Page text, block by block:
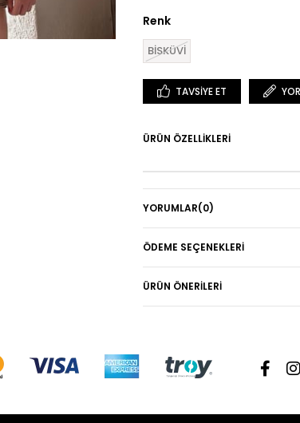
Renk
BİSKÜVİ
TAVSIYE ET
ÜRÜN ÖZELLIKLERI
YORUMLAR(0)
ÖDEME SEÇENEKLERI
ÜRÜN ÖNERILERI